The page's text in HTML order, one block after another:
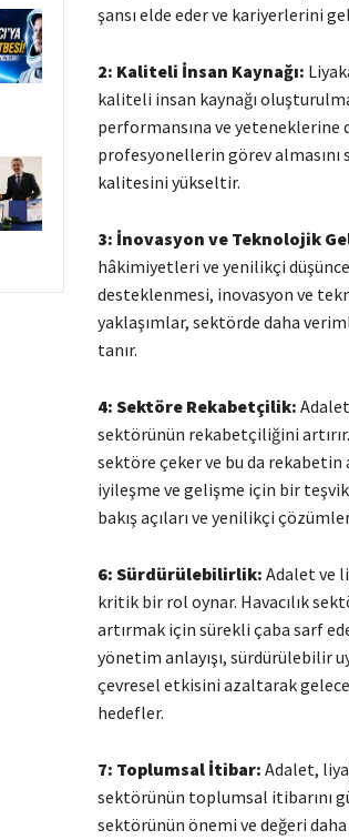
şansı elde eder ve kariyerlerini
2: Kaliteli İnsan Kaynağı:
kaliteli insan kaynağı
performansına ve yeteneklerine
profesyonellerin görev
kalitesini yükseltir.
3: İnovasyon ve Teknolojik
hâkimiyetleri ve yenilikçi düşünce
desteklenmesi, inovasyon ve
yaklaşımlar, sektörde daha
tanır.
4: Sektöre Rekabetçilik:
sektörünün rekabetçiliğini
sektöre çeker ve bu da
iyileşme ve gelişme için bir
bakış açıları ve yenilikçi
6: Sürdürülebilirlik: Adalet ve
kritik bir rol oynar. Havacılık
artırmak için sürekli çaba sarf
yönetim anlayışı, sürdürülebilir
çevresel etkisini azaltarak
hedefler.
7: Toplumsal İtibar: Adalet,
sektörünün toplumsal itibarını
sektörünün önemi ve değeri